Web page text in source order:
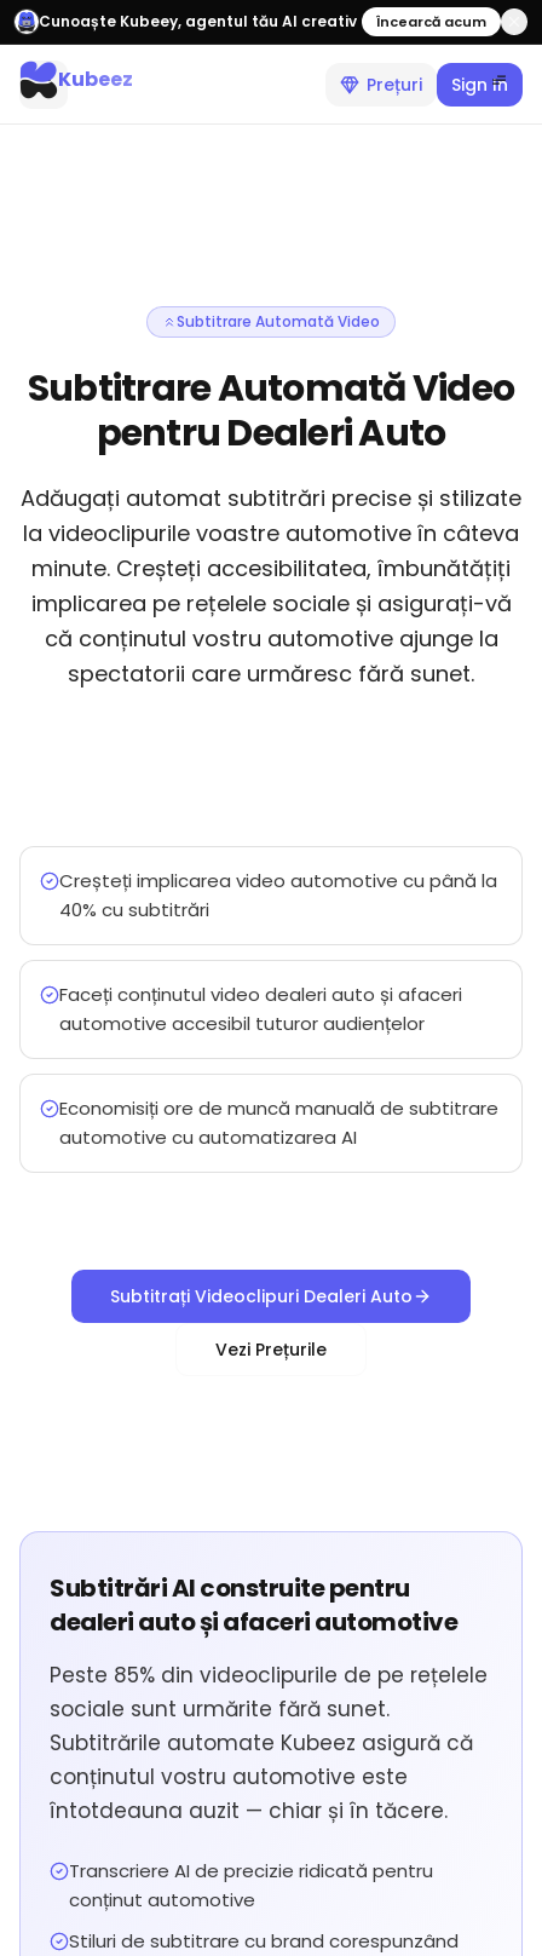
Cunoaște Kubeey, agentul tău AI creativ Încearcă acum
Prețuri Sign In
Kubeez
Subtitrare Automată Video
Subtitrare Automată Video
pentru Dealeri Auto
Adăugați automat subtitrări precise și stilizate
la videoclipurile voastre automotive în câteva
minute. Creșteți accesibilitatea, îmbunătățiți
implicarea pe rețelele sociale și asigurați-vă
că conținutul vostru automotive ajunge la
spectatorii care urmăresc fără sunet.
Creșteți implicarea video automotive cu până la
40% cu subtitrări
Faceți conținutul video dealeri auto și afaceri
automotive accesibil tuturor audiențelor
Economisiți ore de muncă manuală de subtitrare
automotive cu automatizarea AI
Subtitrați Videoclipuri Dealeri Auto
Vezi Prețurile
Subtitrări AI construite pentru
dealeri auto și afaceri automotive
Peste 85% din videoclipurile de pe rețelele
sociale sunt urmărite fără sunet.
Subtitrările automate Kubeez asigură că
conținutul vostru automotive este
întotdeauna auzit — chiar și în tăcere.
Transcriere AI de precizie ridicată pentru
conținut automotive
Stiluri de subtitrare cu brand corespunzând